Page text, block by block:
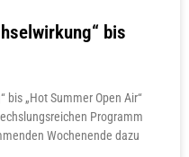
bis
bis „Hot Summer Open Air“
Programm
Wochenende dazu